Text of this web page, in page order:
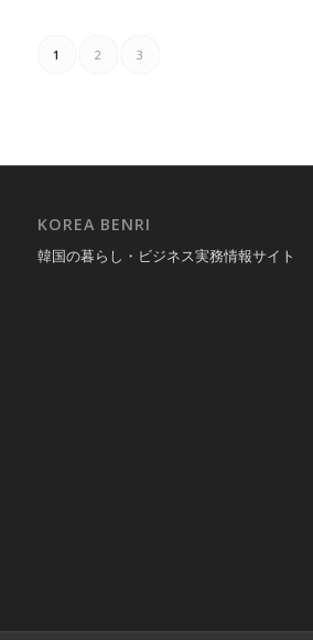
1 2 3
KOREA BENRI
韓国の暮らし・ビジネス実務情報サイト